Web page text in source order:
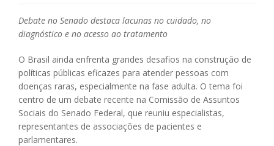
Debate no Senado destaca lacunas no cuidado, no
diagnóstico e no acesso ao tratamento
O Brasil ainda enfrenta grandes desafios na construção de
políticas públicas eficazes para atender pessoas com
doenças raras, especialmente na fase adulta. O tema foi
centro de um debate recente na Comissão de Assuntos
Sociais do Senado Federal, que reuniu especialistas,
representantes de associações de pacientes e
parlamentares.